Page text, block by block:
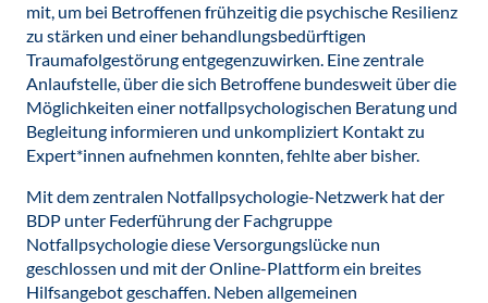
mit, um bei Betroffenen frühzeitig die psychische Resilienz
zu stärken und einer behandlungsbedürftigen
Traumafolgestörung entgegenzuwirken. Eine zentrale
Anlaufstelle, über die sich Betroffene bundesweit über die
Möglichkeiten einer notfallpsychologischen Beratung und
Begleitung informieren und unkompliziert Kontakt zu
Expert*innen aufnehmen konnten, fehlte aber bisher.
Mit dem zentralen Notfallpsychologie-Netzwerk hat der
BDP unter Federführung der Fachgruppe
Notfallpsychologie diese Versorgungslücke nun
geschlossen und mit der Online-Plattform ein breites
Hilfsangebot geschaffen. Neben allgemeinen